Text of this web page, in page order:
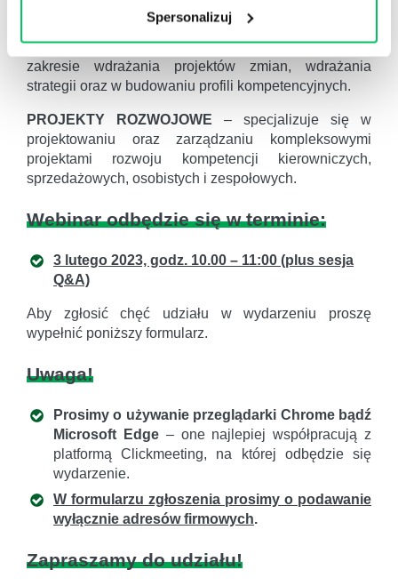
Spersonalizuj
oraz trenerów wewnętrznych.
DORADZTWO– specjalizuje się w doradztwie w
zakresie wdrażania projektów zmian, wdrażania
strategii oraz w budowaniu profili kompetencyjnych.
PROJEKTY ROZWOJOWE – specjalizuje się w
projektowaniu oraz zarządzaniu kompleksowymi
projektami rozwoju kompetencji kierowniczych,
sprzedażowych, osobistych i zespołowych.
Webinar odbędzie się w terminie:
3 lutego 2023, godz. 10.00 – 11:00 (plus sesja
Q&A)
Aby zgłosić chęć udziału w wydarzeniu proszę
wypełnić poniższy formularz.
Uwaga!
Prosimy o używanie przeglądarki Chrome bądź
Microsoft Edge– one najlepiej współpracują z
platformą Clickmeeting, na której odbędzie się
wydarzenie.
W formularzu zgłoszenia prosimy o podawanie
wyłącznie adresów firmowych.
Zapraszamy do udziału!